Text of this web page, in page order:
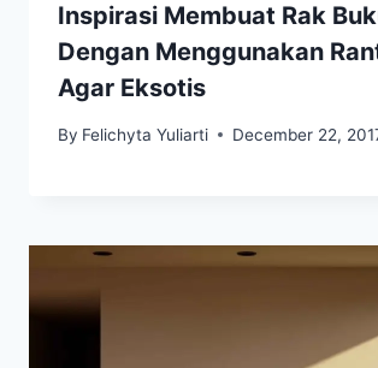
Inspirasi Membuat Rak
Dengan Menggunakan
Agar Eksotis
By Felichyta Yuliarti December 22,